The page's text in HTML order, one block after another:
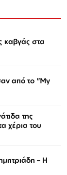
καβγάς στα
από το "My
της
χέρια του
– Η